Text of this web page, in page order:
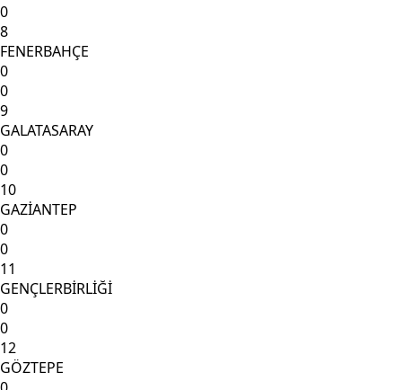
0
8
FENERBAHÇE
0
0
9
GALATASARAY
0
0
10
GAZİANTEP
0
0
11
GENÇLERBİRLİĞİ
0
0
12
GÖZTEPE